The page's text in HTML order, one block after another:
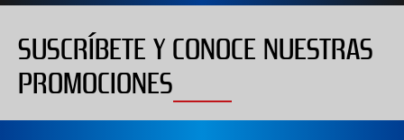
SUSCRÍBETE Y CONOCE NUESTRAS
PROMOCIONES